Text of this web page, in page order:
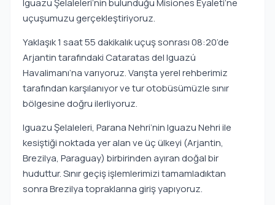
Iguazu Şelaleleri’nin bulunduğu Misiones Eyaleti’ne
uçuşumuzu gerçekleştiriyoruz.
Yaklaşık 1 saat 55 dakikalık uçuş sonrası 08:20’de
Arjantin tarafındaki Cataratas del Iguazú
Havalimanı’na varıyoruz. Varışta yerel rehberimiz
tarafından karşılanıyor ve tur otobüsümüzle sınır
bölgesine doğru ilerliyoruz.
Iguazu Şelaleleri, Parana Nehri’nin Iguazu Nehri ile
kesiştiği noktada yer alan ve üç ülkeyi (Arjantin,
Brezilya, Paraguay) birbirinden ayıran doğal bir
huduttur. Sınır geçiş işlemlerimizi tamamladıktan
sonra Brezilya topraklarına giriş yapıyoruz.